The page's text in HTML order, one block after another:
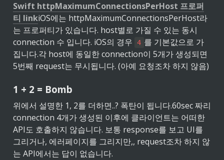
Swift httpMaximumConnectionsPerHost 프로퍼
티 linkiOS에는 httpMaximumConnectionsPerHost라
는 프로퍼티가 있습니다. host별로 가질 수 있는 동시
connection 수 입니다. iOS의 경우
4 를 기본값으로 가
집니다.각 host에 동일한 connection이 5개가 생성되면
5번째 request는 무시됩니다. (아예 요청조차 하지 않음)
1 + 2 = Bomb
위에서 설명한 1, 2를 더하면..? 폭탄이 됩니다.60sec 짜리
connection 4개가 생성된 이후에 클라이언트는 어떠한
API도 호출하지 않습니다. 보통 response를 보고 UI를
그리거나, 에러페이지를 그리지만,, request조차 하지 않
는 API에서는 답이 없습니다.